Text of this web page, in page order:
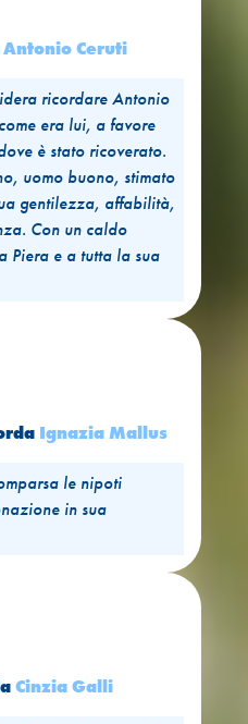
Antonio Ceruti
ricordare Antonio
era lui, a favore
è stato ricoverato.
uomo buono, stimato
gentilezza, affabilità,
Con un caldo
Piera e a tutta la sua
Ignazia Mallus
le nipoti
in sua
Cinzia Galli